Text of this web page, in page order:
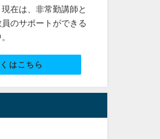
在は、非常勤講師と
のサポートができる
はこちら